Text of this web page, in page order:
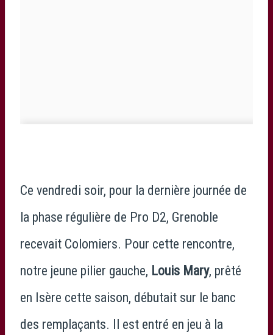
Ce vendredi soir, pour la dernière journée de
la phase régulière de Pro D2, Grenoble
recevait Colomiers. Pour cette rencontre,
notre jeune pilier gauche, Louis Mary, prêté
en Isère cette saison, débutait sur le banc
des remplaçants. Il est entré en jeu à la